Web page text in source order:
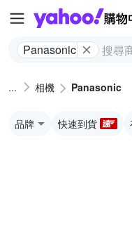
Panasonic
相機 Panasonic
品牌 快速到貨